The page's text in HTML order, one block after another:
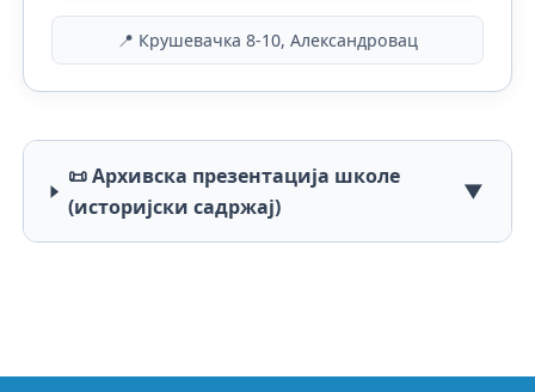
📍 Крушевачка 8-10, Александровац
📜 Архивска презентација школе
(историјски садржај)
▼